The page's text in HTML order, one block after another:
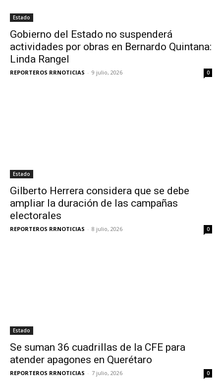
Estado
Gobierno del Estado no suspenderá
actividades por obras en Bernardo Quintana:
Linda Rangel
REPORTEROS RRNOTICIAS - 9 julio, 2026 0
Estado
Gilberto Herrera considera que se debe
ampliar la duración de las campañas
electorales
REPORTEROS RRNOTICIAS - 8 julio, 2026 0
Estado
Se suman 36 cuadrillas de la CFE para
atender apagones en Querétaro
REPORTEROS RRNOTICIAS - 7 julio, 2026 0